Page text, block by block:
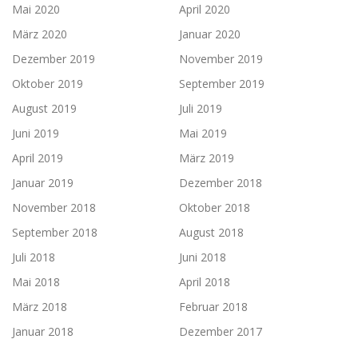
Mai 2020
April 2020
März 2020
Januar 2020
Dezember 2019
November 2019
Oktober 2019
September 2019
August 2019
Juli 2019
Juni 2019
Mai 2019
April 2019
März 2019
Januar 2019
Dezember 2018
November 2018
Oktober 2018
September 2018
August 2018
Juli 2018
Juni 2018
Mai 2018
April 2018
März 2018
Februar 2018
Januar 2018
Dezember 2017